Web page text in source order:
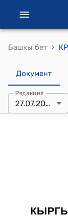
Башкы бет ›
Документ
Редакция
27.07.2004